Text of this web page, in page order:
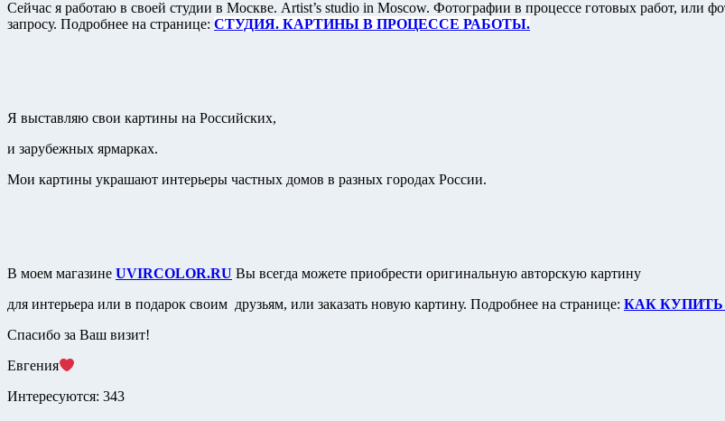
Сейчас я работаю в своей студии в Москве. Artist’s studio in Moscow. Фотографии в процессе готовых работ, или
запросу. Подробнее на странице: СТУДИЯ. КАРТИНЫ В ПРОЦЕССЕ РАБОТЫ.
Я выставляю свои картины на Российских,
и зарубежных ярмарках.
Мои картины украшают интерьеры частных домов в разных городах России.
В моем магазине UVIRCOLOR.RU Вы всегда можете приобрести оригинальную авторскую картину
для интерьера или в подарок своим друзьям, или заказать новую картину. Подробнее на странице: КАК
Спасибо за Ваш визит!
Евгения
Интересуются: 343